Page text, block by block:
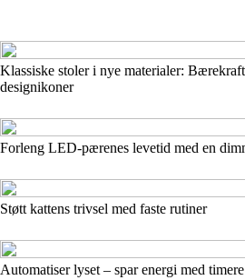
Klassiske stoler i nye materialer:
designikoner
Forleng LED-pærenes levetid med en
Støtt kattens trivsel med faste rutiner
Automatiser lyset – spar energi med